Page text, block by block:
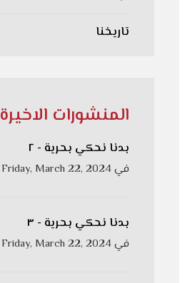
تاريخنا
المنشورات الاخيرة
بدنا نحكي بحرية - ٢
فيFriday, March 22, 2024
بدنا نحكي بحرية - ٣
فيFriday, March 22, 2024